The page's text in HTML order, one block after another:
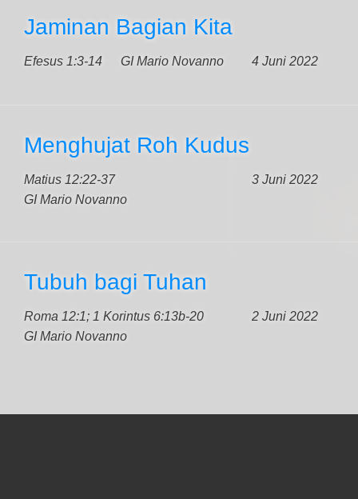
Jaminan Bagian Kita
Efesus 1:3-14 4 Juni 2022
GI Mario Novanno
Menghujat Roh Kudus
Matius 12:22-37
3 Juni 2022
GI Mario Novanno
Tubuh bagi Tuhan
Roma 12:1; 1 Korintus 6:13b-20
2 Juni 2022
GI Mario Novanno